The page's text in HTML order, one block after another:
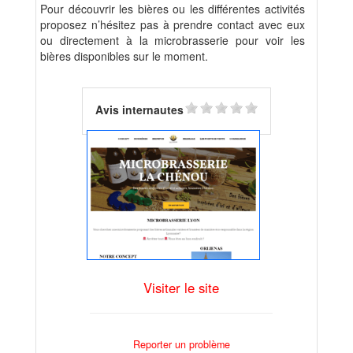
Pour découvrir les bières ou les différentes activités
proposez n’hésitez pas à prendre contact avec eux
ou directement à la microbrasserie pour voir les
bières disponibles sur le moment.
Avis internautes
Visiter le site
Reporter un problème